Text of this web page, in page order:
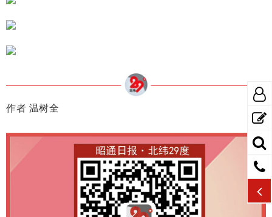
作者 温树全